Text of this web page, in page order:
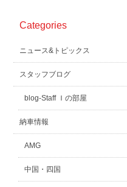
Categories
ニュース&トピックス
スタッフブログ
blog-Staff Ｉの部屋
納車情報
AMG
中国・四国